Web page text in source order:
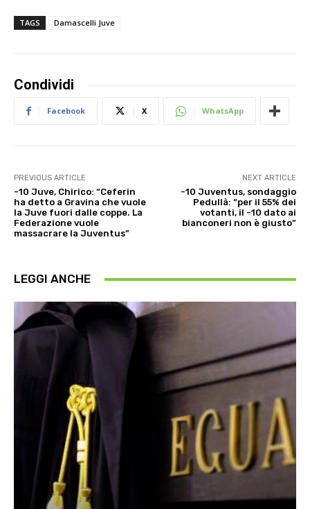
TAGS Damascelli Juve
Condividi
Facebook X WhatsApp
PREVIOUS ARTICLE
-10 Juve, Chirico: “Ceferin
ha detto a Gravina che vuole
la Juve fuori dalle coppe. La
Federazione vuole
massacrare la Juventus”
NEXT ARTICLE
-10 Juventus, sondaggio
Pedullà: “per il 55% dei
votanti, il -10 dato ai
bianconeri non è giusto”
LEGGI ANCHE